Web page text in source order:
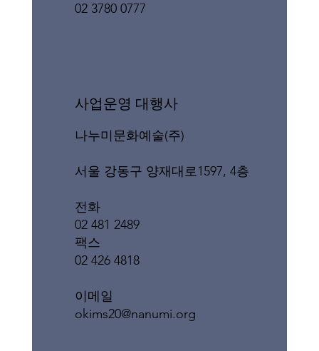
02 3780 0777
​사업운영 대행사
나누미문화예술(주)
서울 강동구 양재대로1597, 4층
전화
02 481 2489
팩스
02 426 4818
이메일
okims20@nanumi.org